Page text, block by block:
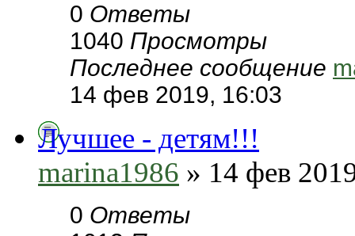
0 Ответы
1040 Просмотры
Последнее сообщение
14 фев 2019, 16:03
Лучшее - детям!!!
marina1986 » 14 фев
0 Ответы